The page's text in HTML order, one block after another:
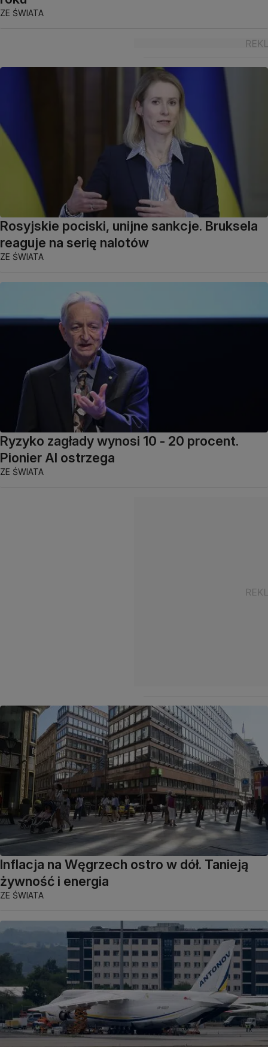
ZE ŚWIATA
Rosyjskie pociski, unijne sankcje. Bruksela
reaguje na serię nalotów
ZE ŚWIATA
Ryzyko zagłady wynosi 10 - 20 procent.
Pionier AI ostrzega
ZE ŚWIATA
Inflacja na Węgrzech ostro w dół. Tanieją
żywność i energia
ZE ŚWIATA